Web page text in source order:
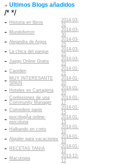
Ultimos Blogs añadidos
/* */
- Historia en libros
2014-03-
31
- Mundoferton
2014-03-
30
- Alejandra de Argos
2014-03-
25
- La chica del parque
2014-03-
25
- Juego Online Gratis
2014-03-
23
- Caorden
2014-01-
21
- MUY INTERESANTE
SPAIN
2014-01-
20
- Hoteles en Cartagena
2014-01-
20
- Confesiones de una
Community Manager
2014-01-
17
- Comedere panis
2014-01-
15
- psicologÃ­a online-
psicoluna
2014-01-
15
- Halbando en corto
2014-01-
10
- Alquiler para vacaciones
2014-01-
10
- RECETAS TANIA
2014-01-
10
- Macutopia
2013-12-
12